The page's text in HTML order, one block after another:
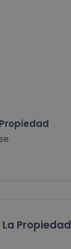
Propiedad